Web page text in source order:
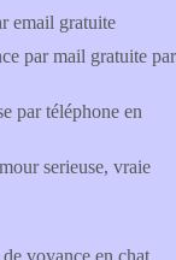
email gratuite
par mail gratuite par
par téléphone en
serieuse, vraie
voyance en chat